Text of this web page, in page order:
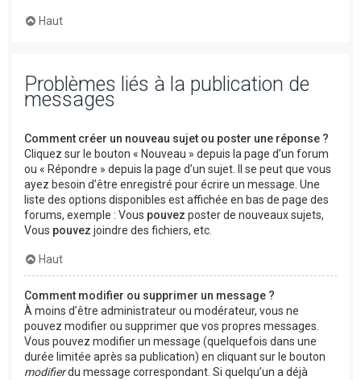
Haut
Problèmes liés à la publication de
messages
Comment créer un nouveau sujet ou poster une réponse ?
Cliquez sur le bouton « Nouveau » depuis la page d’un forum
ou « Répondre » depuis la page d’un sujet. Il se peut que vous
ayez besoin d’être enregistré pour écrire un message. Une
liste des options disponibles est affichée en bas de page des
forums, exemple : Vous pouvez poster de nouveaux sujets,
Vous pouvez joindre des fichiers, etc.
Haut
Comment modifier ou supprimer un message ?
À moins d’être administrateur ou modérateur, vous ne
pouvez modifier ou supprimer que vos propres messages.
Vous pouvez modifier un message (quelquefois dans une
durée limitée après sa publication) en cliquant sur le bouton
modifierdu message correspondant. Si quelqu’un a déjà